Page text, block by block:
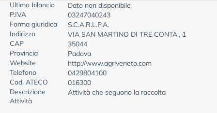
Ultimo bilancio
Dato non disponibile
P.IVA
03247040243
Forma giuridica
S.C.A.R.L.P.A.
Indirizzo
VIA SAN MARTINO DI TRE CONTA', 1
CAP
35044
Provincia
Padova
Website
http://www.agriveneto.com
Telefono
0429804100
Cod. ATECO
016300
Descrizione
Attività
Attività che seguono la raccolta